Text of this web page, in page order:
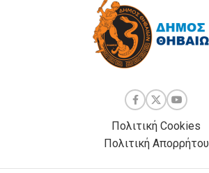
Πολιτική Cookies
Πολιτική Απορρήτου